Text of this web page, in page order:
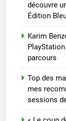
découvre
Édition
Karim
parcours
Top des
mes
sessions